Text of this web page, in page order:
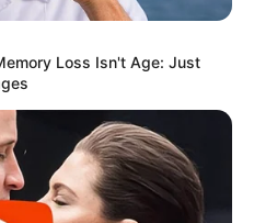
tons de rosa
Loss Isn't Age: Just